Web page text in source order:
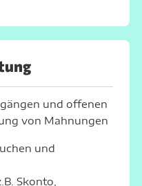
und offenen
von Mahnungen
und
Skonto,